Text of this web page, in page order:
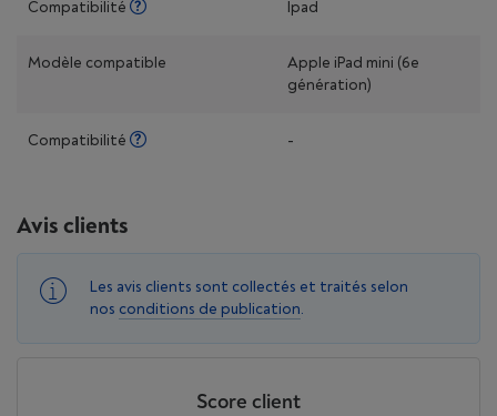
Compatibilité Ipad
Modèle compatible
Apple iPad mini (6e
génération)
Compatibilité -
Avis clients
Les avis clients sont collectés et traités selon
nos conditions de publication.
Score client